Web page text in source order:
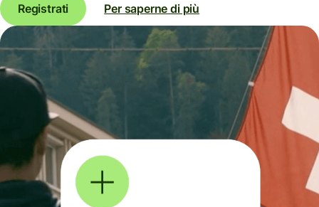
Registrati Per saperne di più